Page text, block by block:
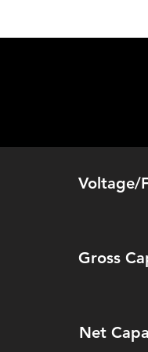
Voltage/
Gross
Net